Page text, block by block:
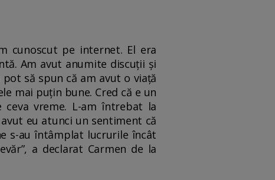
cunoscut pe internet. El era
Am avut anumite discuții și
să spun că am avut o viață
mai puțin bune. Cred că e un
vreme. L-am întrebat la
eu atunci un sentiment că
s-au întâmplat lucrurile încât
a declarat Carmen de la